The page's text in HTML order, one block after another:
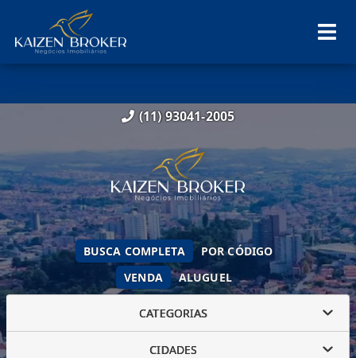
(11) 93041-2005
VENDA ALUGUEL
BUSCA COMPLETA POR CÓDIGO
CATEGORIAS
CIDADES